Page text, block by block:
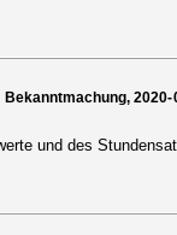
Bekanntmachung, 2020-
und des